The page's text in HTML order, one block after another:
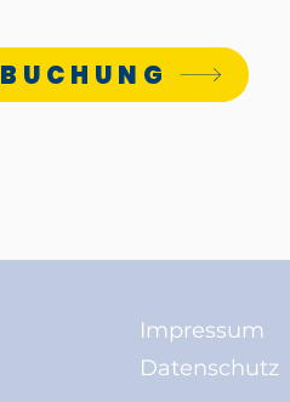
BUCHUNG
Impressum
Datenschutz